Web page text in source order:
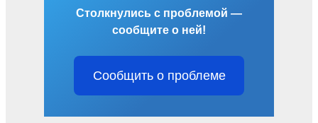
Столкнулись с проблемой —
сообщите о ней!
Сообщить о проблеме